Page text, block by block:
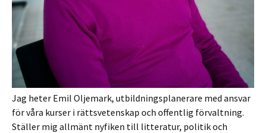
Jag heter Emil Oljemark, utbildningsplanerare med ansvar
för våra kurser i rättsvetenskap och offentlig förvaltning.
Ställer mig allmänt nyfiken till litteratur, politik och